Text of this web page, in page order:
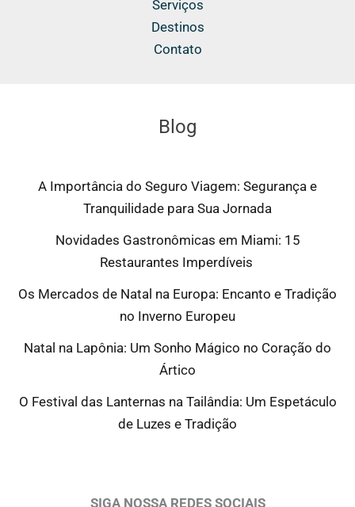
Serviços
Destinos
Contato
Blog
A Importância do Seguro Viagem: Segurança e
Tranquilidade para Sua Jornada
Novidades Gastronômicas em Miami: 15
Restaurantes Imperdíveis
Os Mercados de Natal na Europa: Encanto e Tradição
no Inverno Europeu
Natal na Lapônia: Um Sonho Mágico no Coração do
Ártico
O Festival das Lanternas na Tailândia: Um Espetáculo
de Luzes e Tradição
SIGA NOSSA REDES SOCIAIS